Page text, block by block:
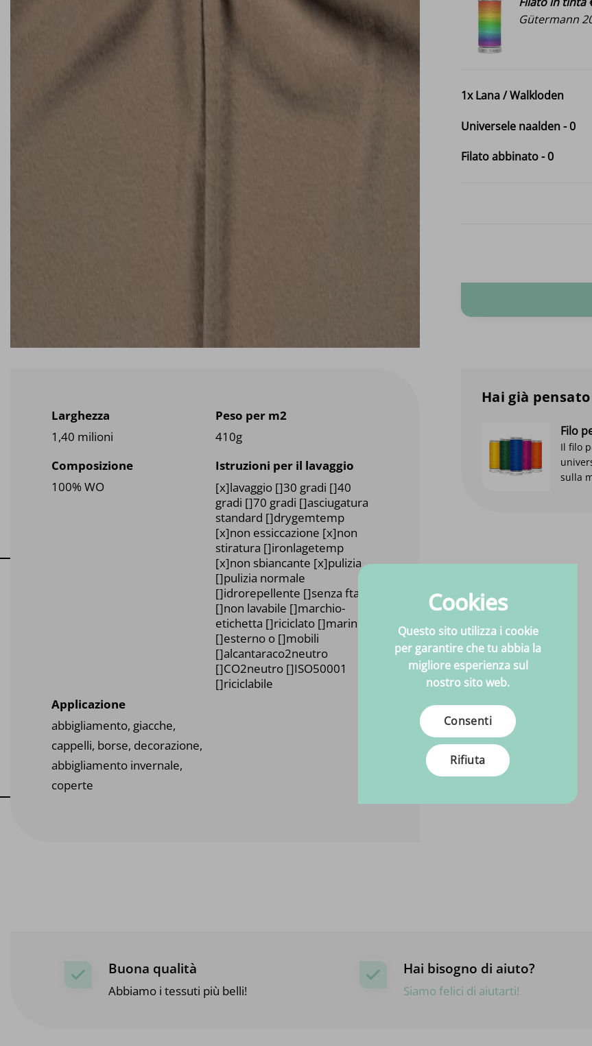
Gütermann
1xLana / Walkloden
Universele naalden-0
Filato abbinato-0
Larghezza
1,40 milioni
Peso per m2
410g
Composizione
100% WO
Istruzioni per il lavaggio
[x]lavaggio []30 gradi []40
gradi []70 gradi []asciugatura
standard []drygemtemp
[x]non essiccazione [x]non
stiratura []ironlagetemp
[x]non sbiancante [x]pulizia
[]pulizia normale
[]idrorepellente []senza ftalati
[]non lavabile []marchio-
etichetta []riciclato []marino
[]esterno o []mobili
[]alcantaraco2neutro
[]CO2neutro []ISO50001
[]riciclabile
Applicazione
abbigliamento, giacche,
cappelli, borse, decorazione,
abbigliamento invernale,
coperte
Hai già
Filo
Il filo
sulla
Buona qualità
Abbiamo i tessuti più belli!
Hai bisogno di aiuto?
Siamo felici di aiutarti!
Cookies
Questo sito utilizza i cookie
per garantire che tu abbia la
migliore esperienza sul
nostro sito web.
Consenti
Rifiuta